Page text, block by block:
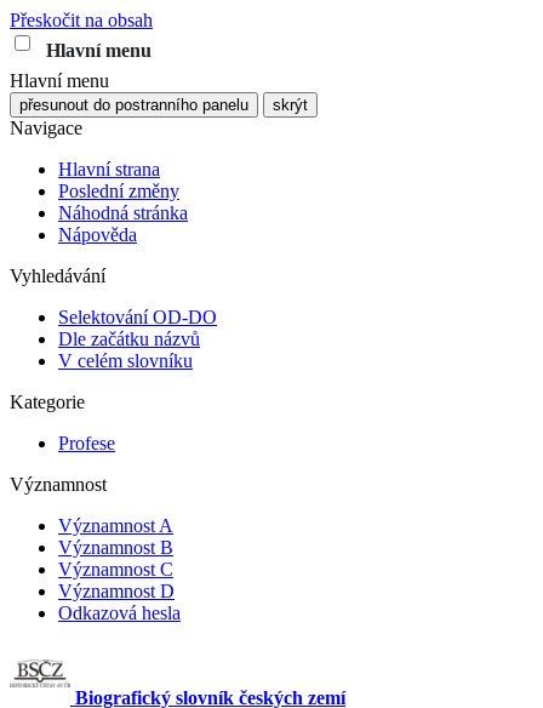
Přeskočit na obsah
Hlavní menu
Hlavní menu
přesunout do postranního panelu skrýt
Navigace
Hlavní strana
Poslední změny
Náhodná stránka
Nápověda
Vyhledávání
Selektování OD-DO
Dle začátku názvů
V celém slovníku
Kategorie
Profese
Významnost
Významnost A
Významnost B
Významnost C
Významnost D
Odkazová hesla
Biografický slovník českých zemí